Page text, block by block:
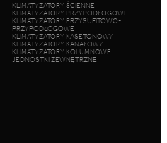
KLIMATYZATORY ŚCIENNE
KLIMATYZATORY PRZYPODŁOGOWE
KLIMATYZATORY PRZYSUFITOWO-
PRZYPODŁOGOWE
KLIMATYZATORY KASETONOWY
KLIMATYZATORY KANAŁOWY
KLIMATYZATORY KOLUMNOWE
JEDNOSTKI ZEWNĘTRZNE